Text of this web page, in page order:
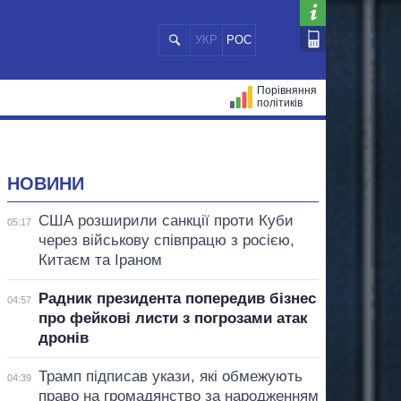
УКР РОС
Порівняння
політиків
НОВИНИ
05:17
США розширили санкції проти Куби
через військову співпрацю з росією,
Китаєм та Іраном
04:57
Радник президента попередив бізнес
про фейкові листи з погрозами атак
дронів
04:39
Трамп підписав укази, які обмежують
право на громадянство за народженням